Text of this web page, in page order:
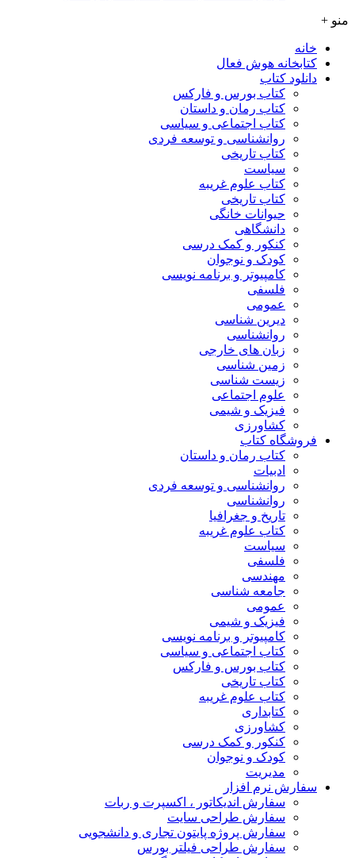
منو +
خانه
کتابخانه هوش فعال
دانلود کتاب
کتاب بورس و فارکس
کتاب رمان و داستان
کتاب اجتماعی و سیاسی
روانشناسی و توسعه فردی
کتاب تاریخی
سیاست
کتاب علوم غریبه
کتاب تاریخی
حیوانات خانگی
دانشگاهی
کنکور و کمک‌ درسی
کودک و نوجوان
کامپیوتر و برنامه نویسی
فلسفی
عمومی
دیرین شناسی
روانشناسی
زبان های خارجی
زمین شناسی
زیست شناسی
علوم اجتماعی
فیزیک و شیمی
کشاورزی
فروشگاه کتاب
کتاب رمان و داستان
ادبیات
روانشناسی و توسعه فردی
روانشناسی
تاریخ و جغرافیا
کتاب علوم غریبه
سیاست
فلسفی
مهندسی
جامعه شناسی
عمومی
فیزیک و شیمی
کامپیوتر و برنامه نویسی
کتاب اجتماعی و سیاسی
کتاب بورس و فارکس
کتاب تاریخی
کتاب علوم غریبه
کتابداری
کشاورزی
کنکور و کمک‌ درسی
کودک و نوجوان
مدیریت
سفارش نرم افزار
سفارش اندیکاتور ، اکسپرت و ربات
سفارش طراحی سایت
سفارش پروژه پایتون تجاری و دانشجویی
سفارش طراحی فیلتر بورس